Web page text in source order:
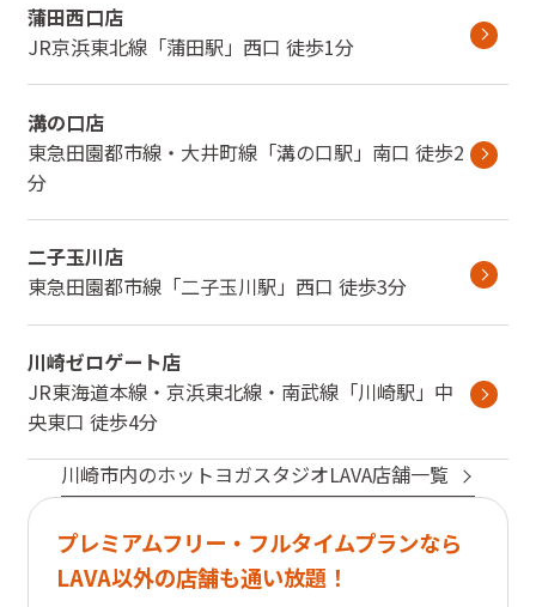
蒲田西口店
JR京浜東北線「蒲田駅」 西口 徒歩1分
溝の口店
東急田園都市線・大井町線「溝の口駅 」 南口 徒歩2
分
二子玉川店
東急田園都市線「二子玉川駅」 西口 徒歩3分
川崎ゼロゲート店
JR東海道本線・京浜東北線・南武線「川崎駅」 中
央東口 徒歩4分
川崎市内のホットヨガスタジオLAVA店舗一覧
プレミアムフリー・フルタイムプランなら
LAVA以外の店舗も通い放題！